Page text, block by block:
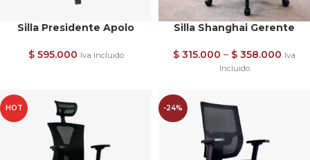
Silla Presidente Apolo
$595.000 Iva Incluido
Silla Shanghai Gerente
$ 315.000 – $ 358.000 Iva
Incluido
HOT -24%